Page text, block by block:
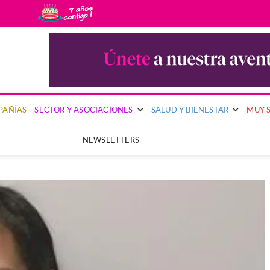
Muy Segura
PUBLICACIÓN DEL SECTOR ASEGURADOR QUE PONE EL FOCO
SECTOR Y ASOCIACIONES SALUD Y BIENESTAR MUY
NEWSLETTERS